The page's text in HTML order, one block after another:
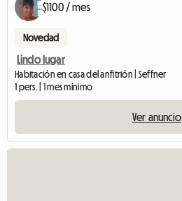
$1100 / mes
Novedad
Lindo lugar
Habitación en casa del anfitrión | Seffner
1 pers. | 1 mes mínimo
Ver anuncio